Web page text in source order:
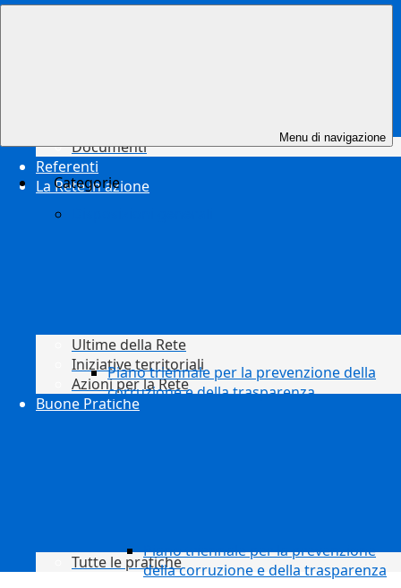
Documenti
Referenti
La Rete in azione
Ultime della Rete
Iniziative territoriali
Azioni per la Rete
Buone Pratiche
Tutte le pratiche
Menu di navigazione
Categorie
Piano triennale per la prevenzione della
corruzione e della trasparenza
Piano triennale per la prevenzione
della corruzione e della trasparenza